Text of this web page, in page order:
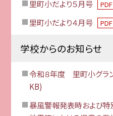
里町小だより５月号 PDF
里町小だより４月号 PDF
学校からのお知らせ
令和８年度 里町小グラ
KB)
暴風警報発表時および特